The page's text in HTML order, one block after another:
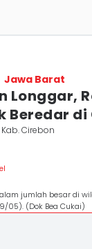
Jawa Barat
Longgar,
Beredar di
Kab. Cirebon
jumlah besar di
05). (Dok Bea Cukai)